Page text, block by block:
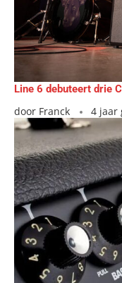
Line 6 debuteert drie
door Franck 4 jaar